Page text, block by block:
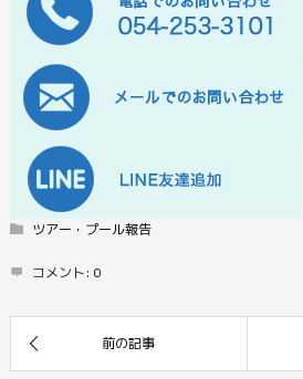
ツアー・プール報告
コメント: 0